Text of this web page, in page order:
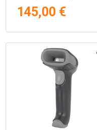
145,00 €